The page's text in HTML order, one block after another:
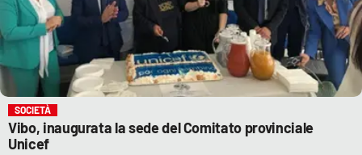
SOCIETÀ
Vibo, inaugurata la sede del Comitato provinciale
Unicef